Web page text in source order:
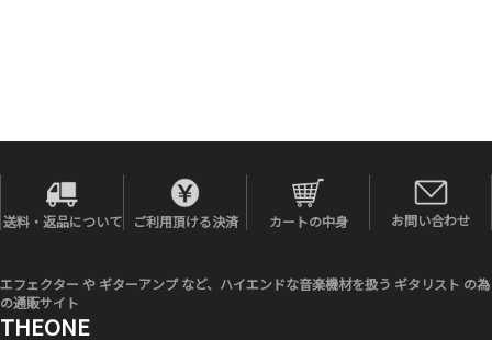
送料・返品について ご利用頂ける決済 カートの中身 お問い合わせ
エフェクター や ギターアンプ など、ハイエンドな音楽機材を扱う ギタリスト の為
の通販サイト
THEONE